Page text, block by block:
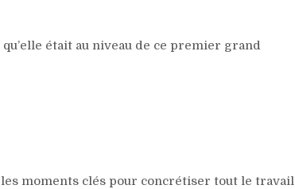
était au niveau de ce premier grand
moments clés pour concrétiser tout le travail